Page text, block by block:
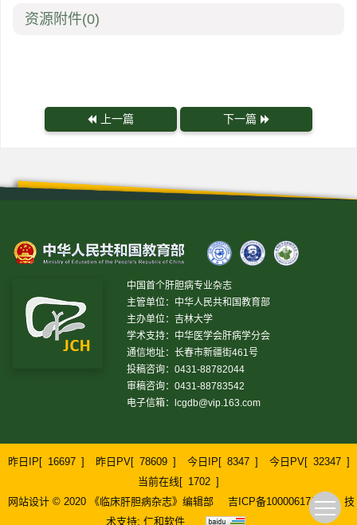
资源附件(0)
上一篇 下一篇
中国首个肝胆病专业杂志
主管单位：中华人民共和国教育部
主办单位：吉林大学
学术支持：中华医学会肝病学分会
通信地址：长春市新疆街461号
投稿咨询：0431-88782044
审稿咨询：0431-88783542
电子信箱：
lcgdb@vip.163.com
昨日IP[ 16697 ] 昨日PV[ 78609 ] 今日IP[ 8347 ] 今日PV[ 32347 ]
当前在线[ 1702 ]
网站设计 © 2020 《临床肝胆病杂志》编辑部
吉ICP备10000617号-1
技
术支持: 仁和软件